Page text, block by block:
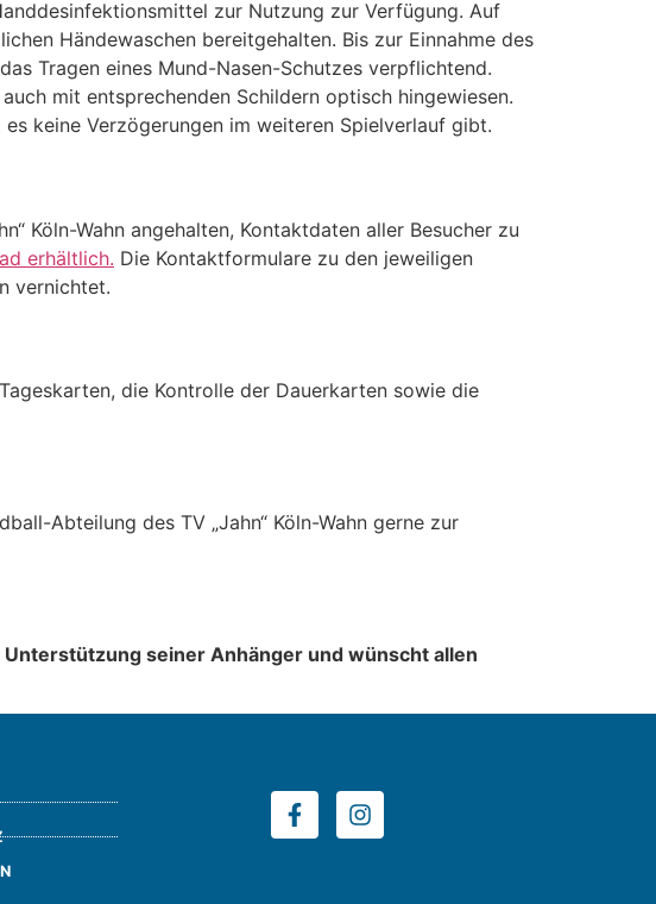
zur Nutzung zur Verfügung. Auf
Händewaschen bereitgehalten. Bis zur Einnahme des
Tragen eines Mund-Nasen-Schutzes verpflichtend.
mit entsprechenden Schildern optisch hingewiesen.
keine Verzögerungen im weiteren Spielverlauf gibt.
Köln-Wahn angehalten, Kontaktdaten aller Besucher zu
erhältlich. Die Kontaktformulare zu den jeweiligen
vernichtet.
die Kontrolle der Dauerkarten sowie die
Abteilung des TV „Jahn“ Köln-Wahn gerne zur
seiner Anhänger und wünscht allen